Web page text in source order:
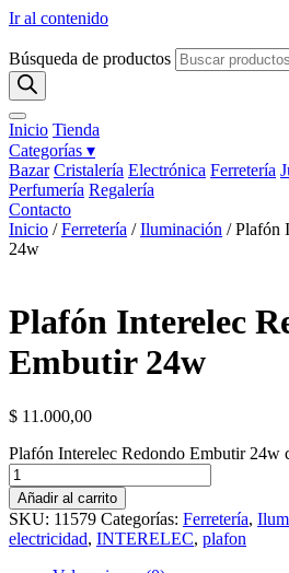
Ir al contenido
Búsqueda de productos
Inicio Tienda
Categorías ▾
Bazar Cristalería Electrónica Ferretería
Perfumería Regalería
Contacto
Inicio /Ferretería /Iluminación / Plafón
24w
Plafón Interelec
Embutir 24w
$ 11.000,00
Plafón Interelec Redondo Embutir 24w
Añadir al carrito
SKU: 11579 Categorías: Ferretería,
electricidad, INTERELEC, plafon